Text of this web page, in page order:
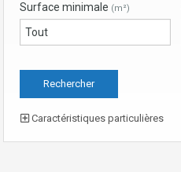
Surface minimale (m²)
Caractéristiques particulières